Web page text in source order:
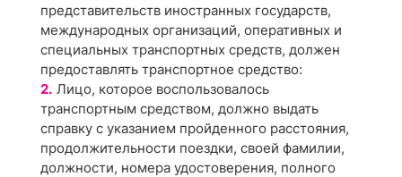
представительств иностранных государств,
международных организаций, оперативных и
специальных транспортных средств, должен
предоставлять транспортное средство:
2. Лицо, которое воспользовалось
транспортным средством, должно выдать
справку с указанием пройденного расстояния,
продолжительности поездки, своей фамилии,
должности, номера удостоверения, полного